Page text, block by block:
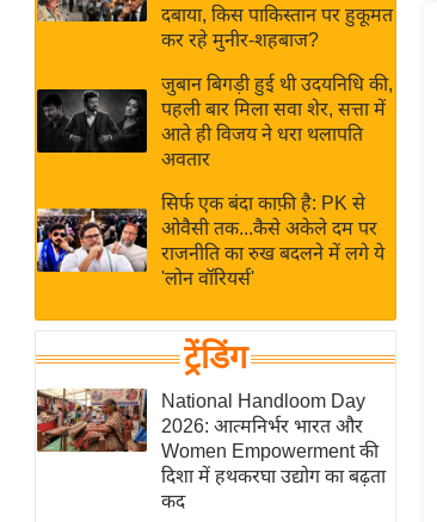
Hindi
Videos
IPL
2026
ई-पेपर
मिसाल बेमिसाल
शख्सियत
यंग इंडिया
साहित्य जगत
ऑटो वर्ल्ड
न्यूज ब्रीफ
मनोरंजन जगत
बॉलीवुड
दबाया, किस पाकिस्तान पर हुकूमत
कर रहे मुनीर-शहबाज?
जुबान बिगड़ी हुई थी उदयनिधि की,
पहली बार मिला सवा शेर, सत्ता में
आते ही विजय ने धरा थलापति
अवतार
सिर्फ एक बंदा काफ़ी है: PK से
ओवैसी तक...कैसे अकेले दम पर
राजनीति का रुख बदलने में लगे ये
'लोन वॉरियर्स'
ट्रेंडिंग
National Handloom Day
2026: आत्मनिर्भर भारत और
Women Empowerment की
दिशा में हथकरघा उद्योग का बढ़ता
कद